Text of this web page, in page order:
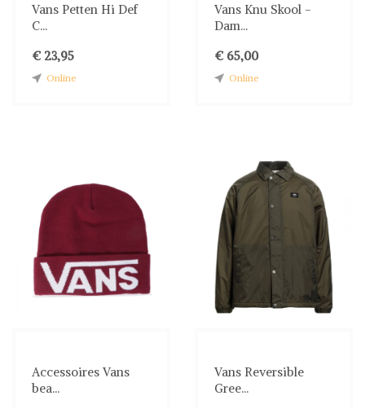
Vans Petten Hi Def
C...
€ 23,95
Online
Vans Knu Skool -
Dam...
€ 65,00
Online
Accessoires Vans
bea...
Vans Reversible
Gree...